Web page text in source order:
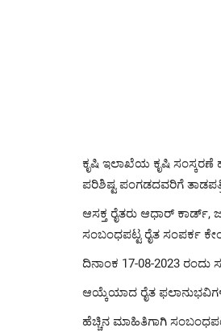
ಕೃಷಿ ಇಲಾಖೆಯ ಕೃಷಿ
ಪರಿಶಿಷ್ಟ ಪಂಗಡದವರಿಗೆ
ಆಸಕ್ತ ರೈತರು ಆಧಾರ್
ಸಂಬಂಧಪಟ್ಟ ರೈತ ಸಂಪರ್ಕ
ದಿನಾಂಕ 17-08-2023
ಆಯ್ಕೆಯಾದ ರೈತ
ಹೆಚ್ಚಿನ ಮಾಹಿತಿಗಾಗಿ